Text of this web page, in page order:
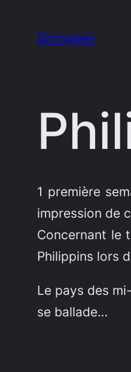
Divingeek
1 première
impression de
Concernant le
Philippins lors
Le pays des
se ballade…